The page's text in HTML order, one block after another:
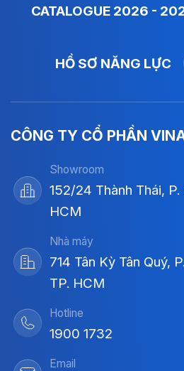
CATALOGUE 2026 -
HỒ SƠ NĂNG LỰC
CÔNG TY CỔ PHẦN
Showroom
152/24 Thành Thái,
HCM
Nhà máy
714 Tân Kỳ Tân Quý,
TP. HCM
Hotline
1900 1732
Email